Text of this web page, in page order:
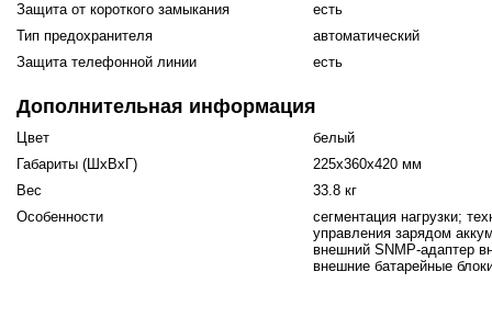
Vakio
Защита от короткого замыкания
есть
Тип предохранителя
автоматический
Защита телефонной линии
есть
Дополнительная информация
Цвет
белый
Габариты (ШxВxГ)
225x360x420 мм
Вес
33.8 кг
Особенности
сегментация нагрузки;
управления зарядом
внешний SNMP-адаптер
внешние батарейные